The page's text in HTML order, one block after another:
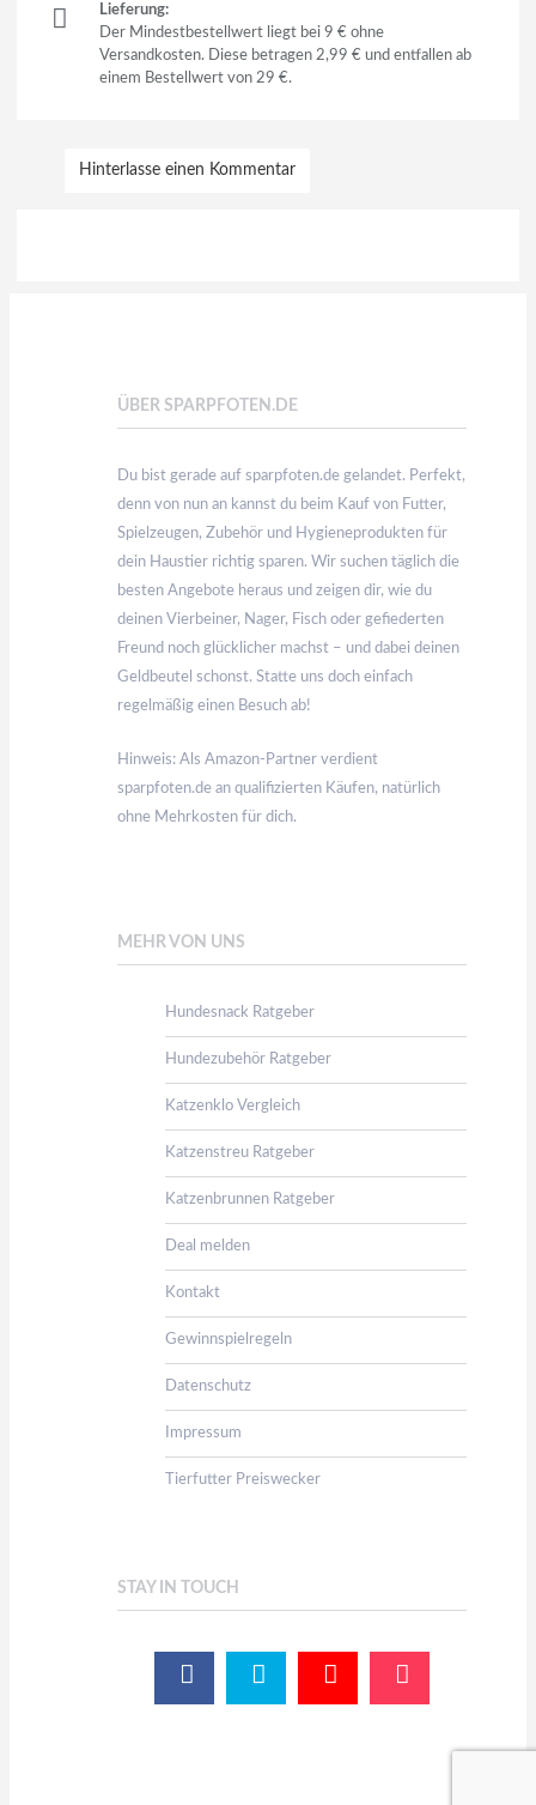
Lieferung:
Der Mindestbestellwert liegt bei 9 € ohne
Versandkosten. Diese betragen 2,99 € und entfallen ab
einem Bestellwert von 29 €.
Hinterlasse einen Kommentar
ÜBER SPARPFOTEN.DE
Du bist gerade auf sparpfoten.de gelandet. Perfekt,
denn von nun an kannst du beim Kauf von Futter,
Spielzeugen, Zubehör und Hygieneprodukten für
dein Haustier richtig sparen. Wir suchen täglich die
besten Angebote heraus und zeigen dir, wie du
deinen Vierbeiner, Nager, Fisch oder gefiederten
Freund noch glücklicher machst – und dabei deinen
Geldbeutel schonst. Statte uns doch einfach
regelmäßig einen Besuch ab!
Hinweis: Als Amazon-Partner verdient
sparpfoten.de an qualifizierten Käufen, natürlich
ohne Mehrkosten für dich.
MEHR VON UNS
Hundesnack Ratgeber
Hundezubehör Ratgeber
Katzenklo Vergleich
Katzenstreu Ratgeber
Katzenbrunnen Ratgeber
Deal melden
Kontakt
Gewinnspielregeln
Datenschutz
Impressum
Tierfutter Preiswecker
STAY IN TOUCH